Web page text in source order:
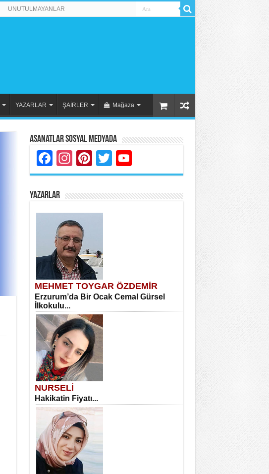
UNUTULMAYANLAR
YAZARLAR ŞAİRLER Mağaza
Asanatlar Sosyal Medyada
Facebook
Instagram
Pinterest
Twitter
YAZARLAR
MEHMET TOYGAR ÖZDEMİR
Erzurum’da Bir Ocak Cemal Gürsel
İlkokulu...
NURSELİ
Hakikatin Fiyatı...